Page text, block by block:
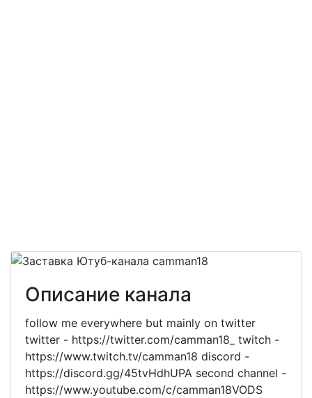
Описание канала
follow me everywhere but mainly on twitter
twitter - https://twitter.com/camman18_ twitch -
https://www.twitch.tv/camman18 discord -
https://discord.gg/45tvHdhUPA second channel -
https://www.youtube.com/c/camman18VODS